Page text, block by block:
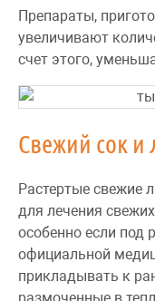
Препараты,
увеличивают
счет этого,
Свежий сок и
Растертые свежие
для лечения
особенно если под
официальной
прикладывать к